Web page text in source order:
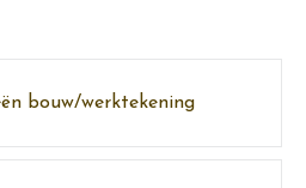
bouw/werktekening